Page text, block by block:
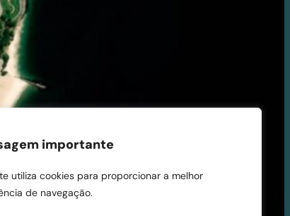
importante
utiliza cookies para proporcionar a melhor
de navegação.